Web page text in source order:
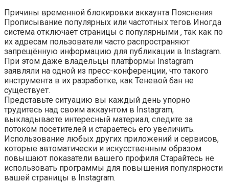
Причины временной блокировки аккаунта Пояснения
Прописывание популярных или частотных тегов Иногда
система отключает страницы с популярными , так как по
их адресам пользователи часто распространяют
запрещённую информацию для публикации в Instagram.
При этом даже владельцы платформы Instagram
заявляли на одной из пресс-конференции, что такого
инструмента в их разработке, как Теневой бан не
существует.
Представьте ситуацию вы каждый день упорно
трудитесь над своим аккаунтом в Instagram,
выкладываете интересный материал, следите за
потоком посетителей и стараетесь его увеличить.
Использование любых других приложений и сервисов,
которые автоматически и искусственным образом
повышают показатели вашего профиля Старайтесь не
использовать программы для повышения популярности
вашей страницы в Instagram.